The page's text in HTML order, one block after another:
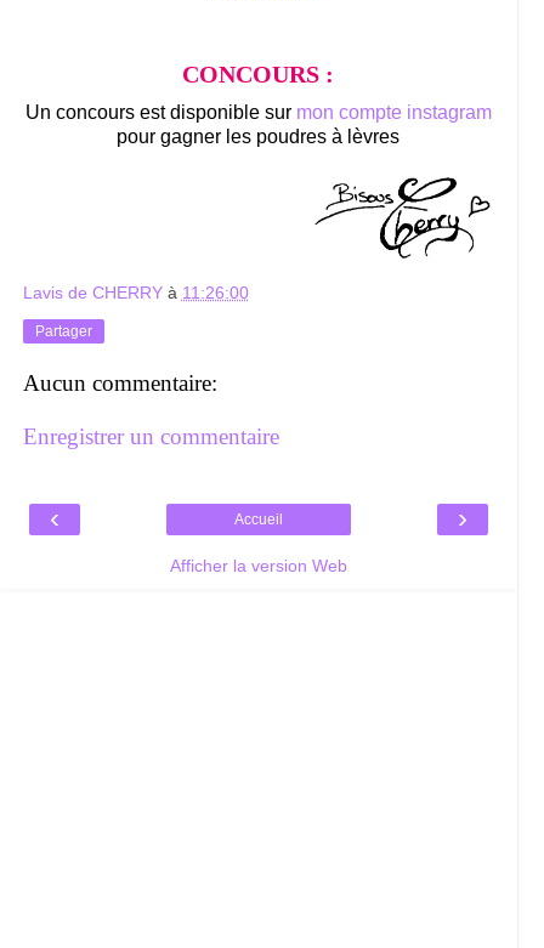
CONCOURS :
Un concours est disponible sur mon compte instagram
pour gagner les poudres à lèvres
Lavis de CHERRY à 11:26:00
Partager
Aucun commentaire:
Enregistrer un commentaire
‹ ›
Accueil
Afficher la version Web